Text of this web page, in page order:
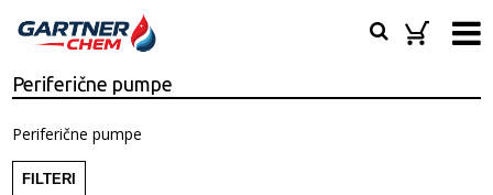
Periferične pumpe
Periferične pumpe
FILTERI